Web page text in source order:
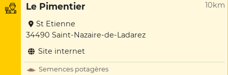
Le Pimentier 10km
St Etienne
34490 Saint-Nazaire-de-Ladarez
Site internet
Semences potagères